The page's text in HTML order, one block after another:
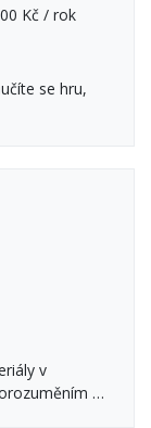
Kč / rok
se hru,
v
a